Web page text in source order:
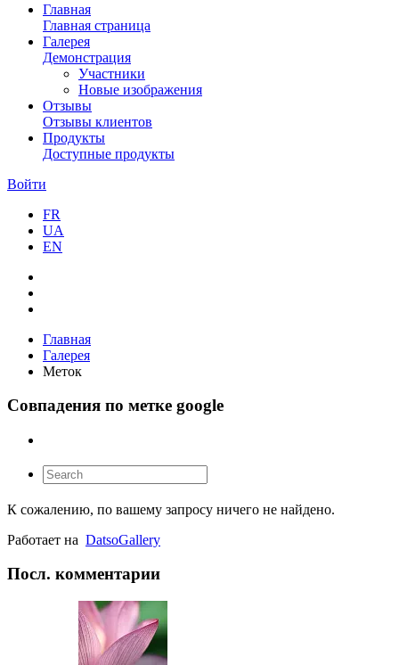
Главная
Главная страница
Галерея
Демонстрация
Участники
Новые изображения
Отзывы
Отзывы клиентов
Продукты
Доступные продукты
Войти
FR
UA
EN
Главная
Галерея
Меток
Совпадения по метке google
К сожалению, по вашему запросу ничего не найдено.
Работает на DatsoGallery
Посл. комментарии